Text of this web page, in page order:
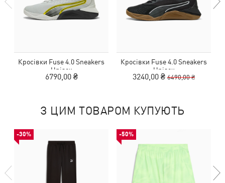
Кросівки Fuse 4.0 Sneakers
Unisex
6790,00 ₴
Кросівки Fuse 4.0 Sneakers
Unisex
3240,00 ₴ 6490,00 ₴
З ЦИМ ТОВАРОМ КУПУЮТЬ
-30% -50%